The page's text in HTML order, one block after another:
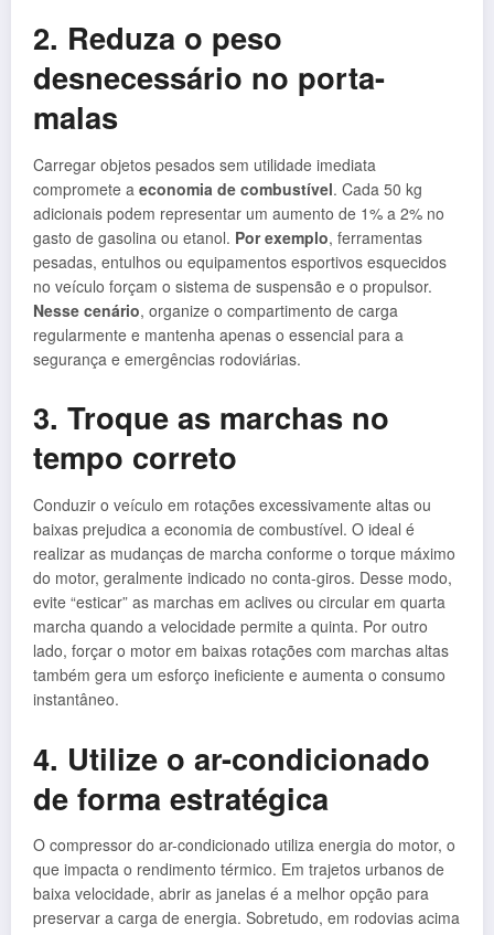
2. Reduza o peso
desnecessário no porta-
malas
Carregar objetos pesados sem utilidade imediata
compromete a economia de combustível. Cada 50 kg
adicionais podem representar um aumento de 1% a 2% no
gasto de gasolina ou etanol. Por exemplo, ferramentas
pesadas, entulhos ou equipamentos esportivos esquecidos
no veículo forçam o sistema de suspensão e o propulsor.
Nesse cenário, organize o compartimento de carga
regularmente e mantenha apenas o essencial para a
segurança e emergências rodoviárias.
3. Troque as marchas no
tempo correto
Conduzir o veículo em rotações excessivamente altas ou
baixas prejudica a economia de combustível. O ideal é
realizar as mudanças de marcha conforme o torque máximo
do motor, geralmente indicado no conta-giros. Desse modo,
evite “esticar” as marchas em aclives ou circular em quarta
marcha quando a velocidade permite a quinta. Por outro
lado, forçar o motor em baixas rotações com marchas altas
também gera um esforço ineficiente e aumenta o consumo
instantâneo.
4. Utilize o ar-condicionado
de forma estratégica
O compressor do ar-condicionado utiliza energia do motor, o
que impacta o rendimento térmico. Em trajetos urbanos de
baixa velocidade, abrir as janelas é a melhor opção para
preservar a carga de energia. Sobretudo, em rodovias acima